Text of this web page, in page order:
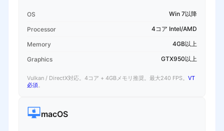
OS Win 7以降
Processor 4コア Intel/AMD
Memory 4GB以上
Graphics GTX950以上
Vulkan / DirectX対応。4コア + 4GBメモリ推奨。最大240 FPS。 VT
必須。
macOS